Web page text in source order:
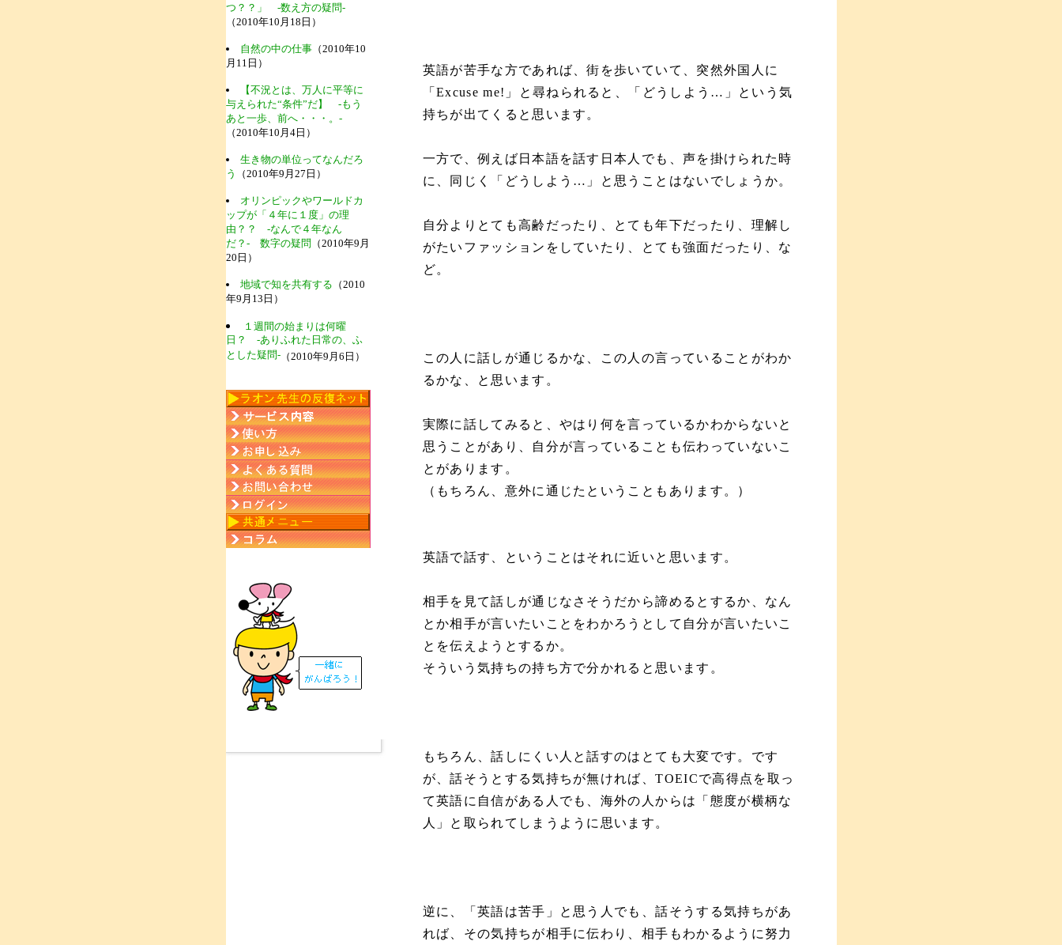
つ？？」 -数え方の疑問-
（2010年10月18日）
自然の中の仕事（2010年10
月11日）
【不況とは、万人に平等に
与えられた“条件”だ】 -もう
あと一歩、前へ・・・。-
（2010年10月4日）
生き物の単位ってなんだろ
う
（2010年9月27日）
オリンピックやワールドカ
ップが「４年に１度」の理
由？？ -なんで４年なん
だ？- 数字の疑問 （2010年9月
20日）
地域で知を共有する （2010
年9月13日）
１週間の始まりは何曜
日？ -ありふれた日常の、ふ
とした疑問-（2010年9月6日）
英語が苦手な方であれば、街を歩いていて、突然外国人に
「Excuse me!」と尋ねられると、「どうしよう…」という気
持ちが出てくると思います。
一方で、例えば日本語を話す日本人でも、声を掛けられた時
に、同じく「どうしよう…」と思うことはないでしょうか。
自分よりとても高齢だったり、とても年下だったり、理解し
がたいファッションをしていたり、とても強面だったり、な
ど。
この人に話しが通じるかな、この人の言っていることがわか
るかな、と思います。
実際に話してみると、やはり何を言っているかわからないと
思うことがあり、自分が言っていることも伝わっていないこ
とがあります。
（もちろん、意外に通じたということもあります。）
英語で話す、ということはそれに近いと思います。
相手を見て話しが通じなさそうだから諦めるとするか、なん
とか相手が言いたいことをわかろうとして自分が言いたいこ
とを伝えようとするか。
そういう気持ちの持ち方で分かれると思います。
もちろん、話しにくい人と話すのはとても大変です。です
が、話そうとする気持ちが無ければ、TOEICで高得点を取っ
て英語に自信がある人でも、海外の人からは「態度が横柄な
人」と取られてしまうように思います。
逆に、「英語は苦手」と思う人でも、話そうする気持ちがあ
れば、その気持ちが相手に伝わり、相手もわかるように努力